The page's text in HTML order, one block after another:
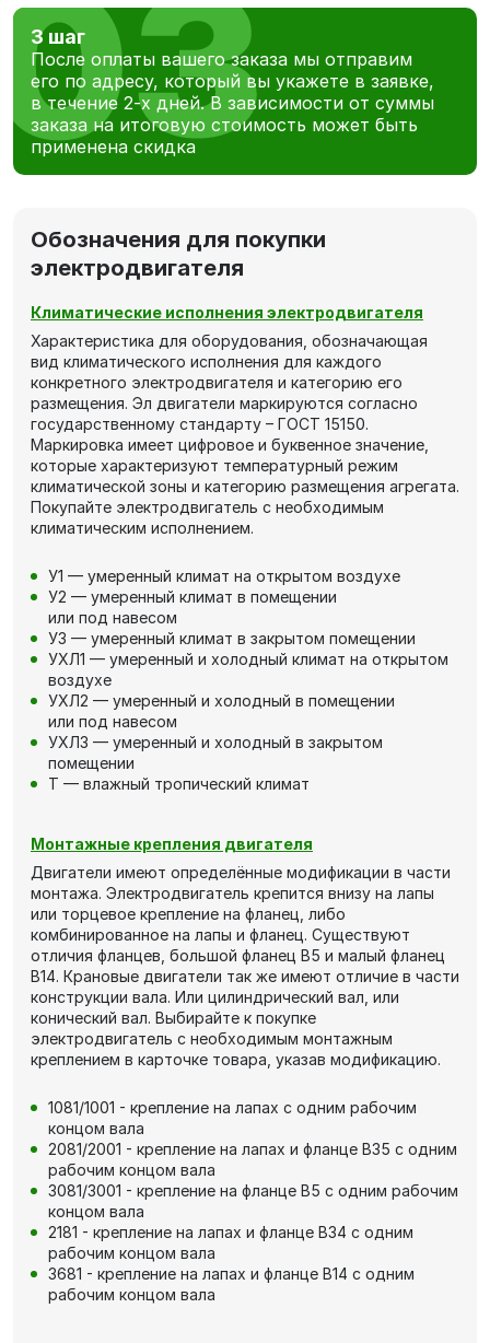
3 шаг
После оплаты вашего заказа мы отправим
его по адресу, который вы укажете в заявке,
в течение 2-х дней. В зависимости от суммы
заказа на итоговую стоимость может быть
применена скидка
Обозначения для покупки
электродвигателя
Климатические исполнения электродвигателя
Характеристика для оборудования, обозначающая
вид климатического исполнения для каждого
конкретного электродвигателя и категорию его
размещения. Эл двигатели маркируются согласно
государственному стандарту – ГОСТ 15150.
Маркировка имеет цифровое и буквенное значение,
которые характеризуют температурный режим
климатической зоны и категорию размещения агрегата.
Покупайте электродвигатель с необходимым
климатическим исполнением.
У1 — умеренный климат на открытом воздухе
У2 — умеренный климат в помещении
или под навесом
У3 — умеренный климат в закрытом помещении
УХЛ1 — умеренный и холодный климат на открытом
воздухе
УХЛ2 — умеренный и холодный в помещении
или под навесом
УХЛ3 — умеренный и холодный в закрытом
помещении
Т — влажный тропический климат
Монтажные крепления двигателя
Двигатели имеют определённые модификации в части
монтажа. Электродвигатель крепится внизу на лапы
или торцевое крепление на фланец, либо
комбинированное на лапы и фланец. Существуют
отличия фланцев, большой фланец В5 и малый фланец
В14. Крановые двигатели так же имеют отличие в части
конструкции вала. Или цилиндрический вал, или
конический вал. Выбирайте к покупке
электродвигатель с необходимым монтажным
креплением в карточке товара, указав модификацию.
1081/1001 - крепление на лапах с одним рабочим
концом вала
2081/2001 - крепление на лапах и фланце В35 с одним
рабочим концом вала
3081/3001 - крепление на фланце В5 с одним рабочим
концом вала
2181 - крепление на лапах и фланце В34 с одним
рабочим концом вала
3681 - крепление на лапах и фланце В14 с одним
рабочим концом вала